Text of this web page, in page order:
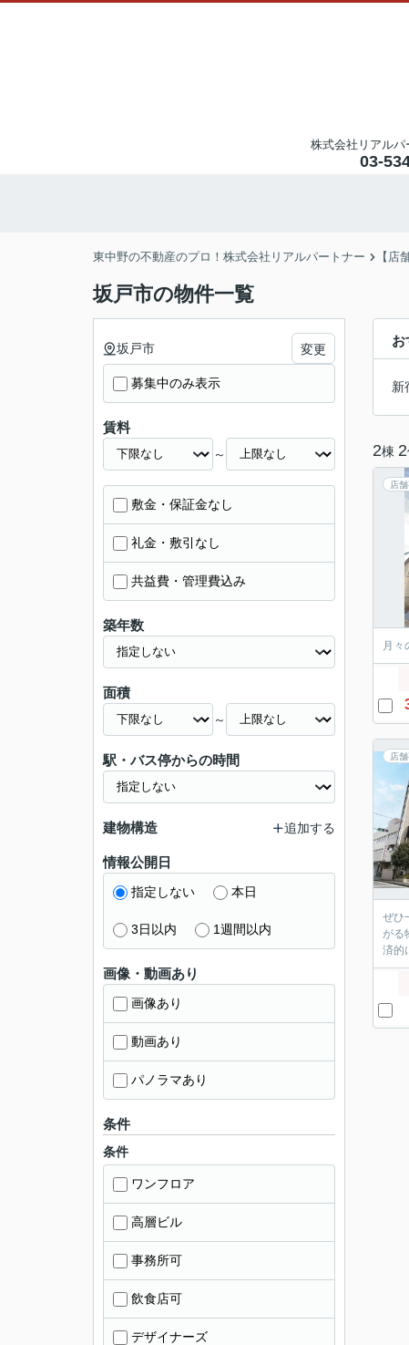
株式会社リアル
03-
東中野の不動産のプロ！株式会社リアルパートナー 【店
坂戸市の物件一覧
お
新
2棟 2
店
月々
店
ぜひ
がる
済的
坂戸市 変更
募集中のみ表示
賃料
～
敷金・保証金なし
礼金・敷引なし
共益費・管理費込み
築年数
面積
～
駅・バス停からの時間
建物構造 追加する
情報公開日
指定しない 本日
3日以内 1週間以内
画像・動画あり
画像あり
動画あり
パノラマあり
条件
条件
ワンフロア
高層ビル
事務所可
飲食店可
デザイナーズ